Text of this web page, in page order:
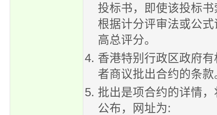
投标书，即使该投标
根据计分评审法或公
高总评分。
香港特别行政区政府
者商议批出合约的条款
批出是项合约的详情
公布，网址为: